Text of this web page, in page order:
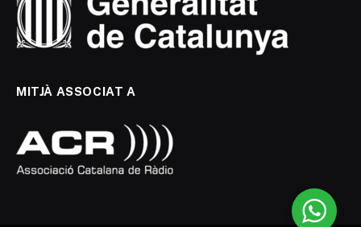
MITJÀ ASSOCIAT A